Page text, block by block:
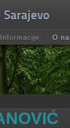
Sarajevo
Informacije O